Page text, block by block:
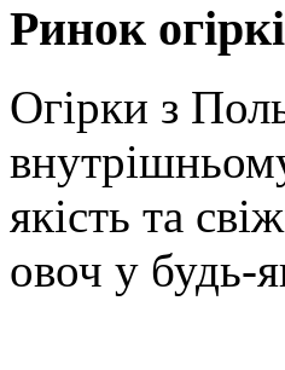
Ринок
Огірки з
якість та
овоч у будь-